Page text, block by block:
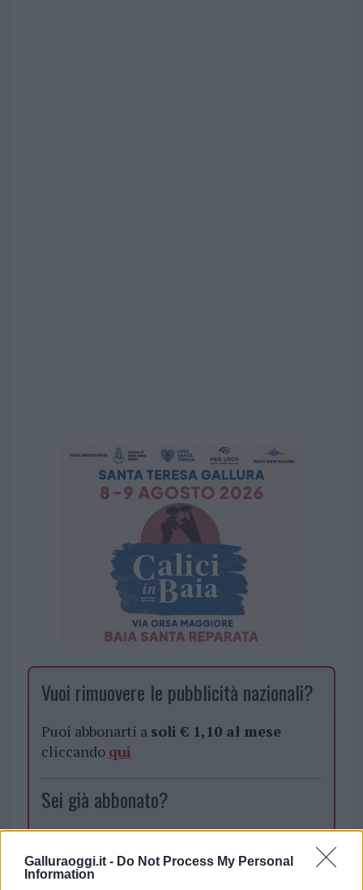
Galluraoggi.it - Do Not Process My Personal
Information
Vuoi rimuovere le pubblicità nazionali?
Puoi abbonarti a soli € 1,10 al mese
cliccando qui
Sei già abbonato?
sezione Login dal menù del sito o
cliccando